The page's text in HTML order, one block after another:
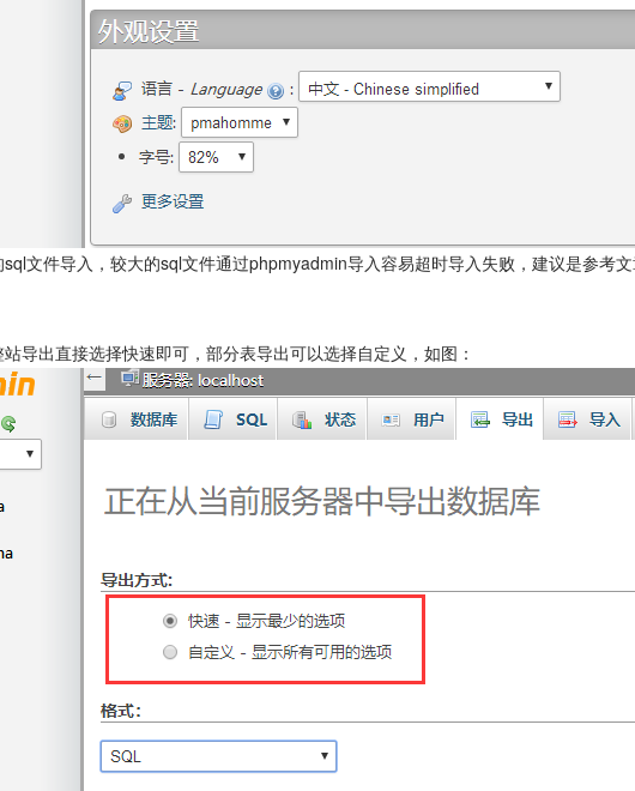
sql文件导入，较大的sql文件通过phpmyadmin导入容易超时导入失败，建议是参考
导出直接选择快速即可，部分表导出可以选择自定义，如图：